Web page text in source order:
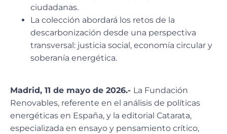
ciudadanas.
La colección abordará los retos de la
descarbonización desde una perspectiva
transversal: justicia social, economía circular y
soberanía energética.
Madrid, 11 de mayo de 2026.- La Fundación
Renovables, referente en el análisis de políticas
energéticas en España, y la editorial Catarata,
especializada en ensayo y pensamiento crítico,